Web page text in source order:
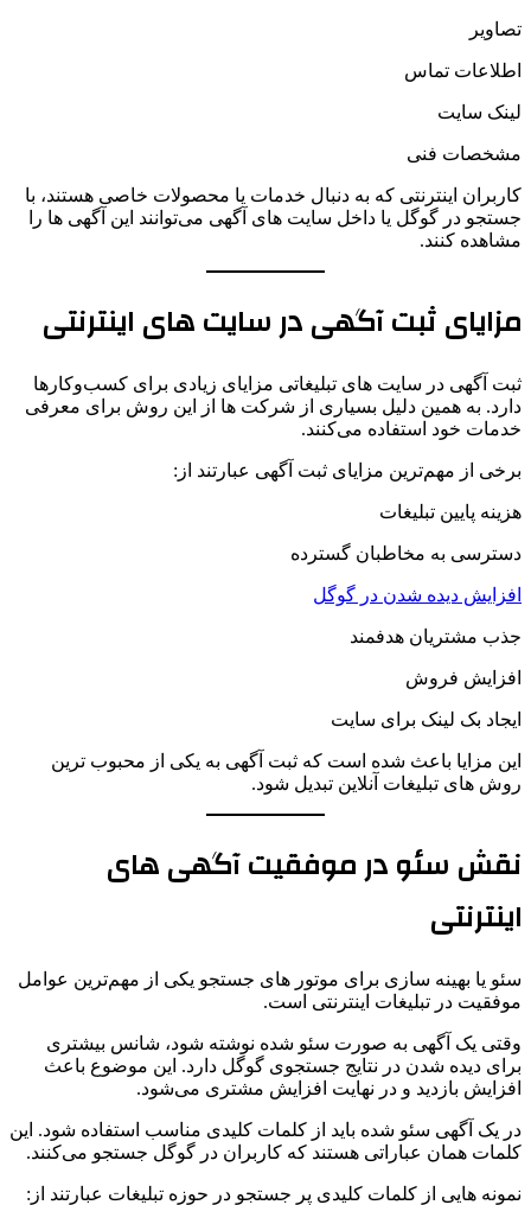
تصاویر
اطلاعات تماس
لینک سایت
مشخصات فنی
کاربران اینترنتی که به دنبال خدمات یا محصولات خاصی هستند، با
جستجو در گوگل یا داخل سایت های آگهی می‌توانند این آگهی ها را
مشاهده کنند.
مزایای ثبت آگهی در سایت های اینترنتی
ثبت آگهی در سایت های تبلیغاتی مزایای زیادی برای کسب‌وکارها
دارد. به همین دلیل بسیاری از شرکت ها از این روش برای معرفی
خدمات خود استفاده می‌کنند.
برخی از مهم‌ترین مزایای ثبت آگهی عبارتند از:
هزینه پایین تبلیغات
دسترسی به مخاطبان گسترده
افزایش دیده شدن در گوگل
جذب مشتریان هدفمند
افزایش فروش
ایجاد بک لینک برای سایت
این مزایا باعث شده است که ثبت آگهی به یکی از محبوب ترین
روش های تبلیغات آنلاین تبدیل شود.
نقش سئو در موفقیت آگهی های
اینترنتی
سئو یا بهینه سازی برای موتور های جستجو یکی از مهم‌ترین عوامل
موفقیت در تبلیغات اینترنتی است.
وقتی یک آگهی به صورت سئو شده نوشته شود، شانس بیشتری
برای دیده شدن در نتایج جستجوی گوگل دارد. این موضوع باعث
افزایش بازدید و در نهایت افزایش مشتری می‌شود.
در یک آگهی سئو شده باید از کلمات کلیدی مناسب استفاده شود. این
کلمات همان عباراتی هستند که کاربران در گوگل جستجو می‌کنند.
نمونه هایی از کلمات کلیدی پر جستجو در حوزه تبلیغات عبارتند از: